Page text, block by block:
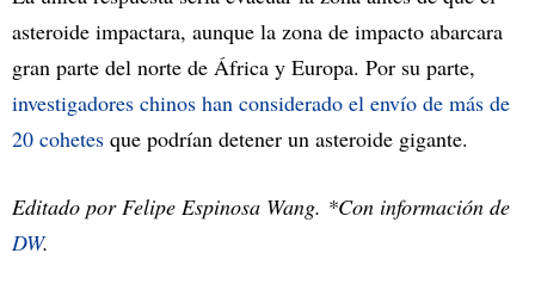
asteroide impactara, aunque la zona de impacto abarcara
gran parte del norte de África y Europa. Por su parte,
investigadores chinos han considerado el envío de más de
20 cohetes que podrían detener un asteroide gigante.
Editado por Felipe Espinosa Wang. *Con información de
DW.